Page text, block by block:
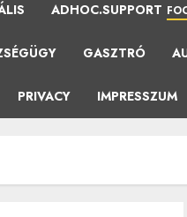
ADHOC.SUPPORT
GASZTRÓ
PRIVACY IMPRESSZUM